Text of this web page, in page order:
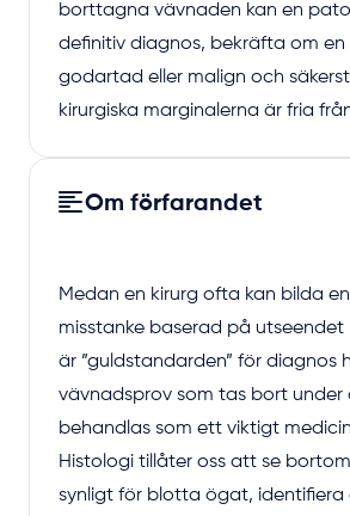
borttagna vävnaden kan en
definitiv diagnos, bekräfta om en
godartad eller malign och
kirurgiska marginalerna är fria
Om förfarandet
Medan en kirurg ofta kan bilda
misstanke baserad på utseendet
är ”guldstandarden” för diagnos
vävnadsprov som tas bort under
behandlas som ett viktigt
Histologi tillåter oss att se
synligt för blotta ögat, identifiera